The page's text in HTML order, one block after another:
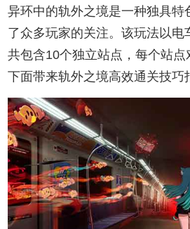
异环中的轨外之境是一种独具特
了众多玩家的关注。该玩法以电
共包含10个独立站点，每个站点
下面带来轨外之境高效通关技巧